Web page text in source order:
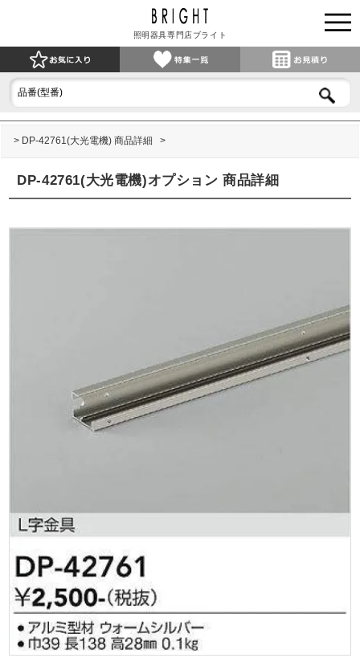
照明器具専門店ブライト
DP-42761(大光電機) 商品詳細
DP-42761(大光電機)オプション 商品詳細